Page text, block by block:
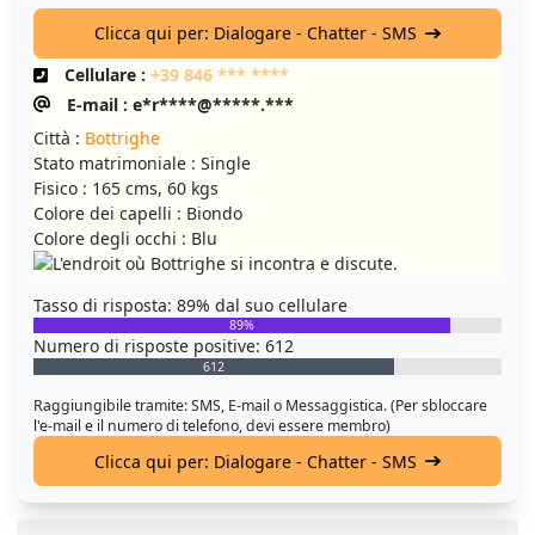
Clicca qui per: Dialogare - Chatter - SMS
Cellulare : +39 846 *** ****
E-mail : e*r****@*****.***
Città : Bottrighe
Stato matrimoniale : Single
Fisico : 165 cms, 60 kgs
Colore dei capelli : Biondo
Colore degli occhi : Blu
Tasso di risposta: 89% dal suo cellulare
89%
Numero di risposte positive: 612
612
Raggiungibile tramite: SMS, E-mail o Messaggistica. (Per sbloccare
l'e-mail e il numero di telefono, devi essere membro)
Clicca qui per: Dialogare - Chatter - SMS